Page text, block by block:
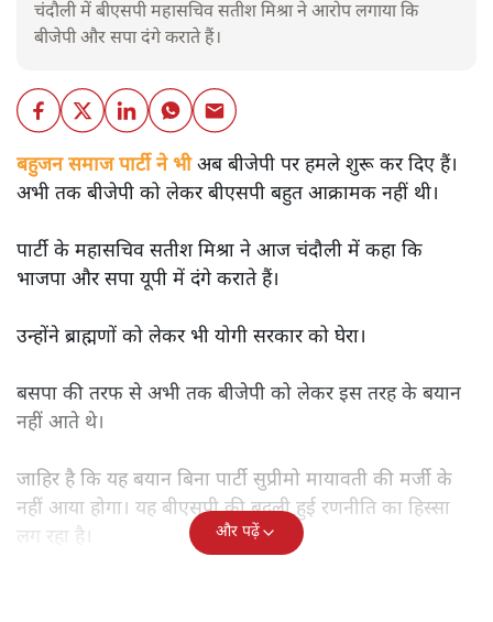
चंदौली में बीएसपी महासचिव सतीश मिश्रा ने आरोप लगाया कि
बीजेपी और सपा दंगे कराते हैं।
बहुजन समाज पार्टी ने भीअब बीजेपी पर हमले शुरू कर दिए हैं।
अभी तक बीजेपी को लेकर बीएसपी बहुत आक्रामक नहीं थी।
पार्टी के महासचिव सतीश मिश्रा ने आज चंदौली में कहा कि
भाजपा और सपा यूपी में दंगे कराते हैं।
उन्होंने ब्राह्मणों को लेकर भी योगी सरकार को घेरा।
बसपा की तरफ से अभी तक बीजेपी को लेकर इस तरह के बयान
नहीं आते थे।
जाहिर है कि यह बयान बिना पार्टी सुप्रीमो मायावती की मर्जी के
नहीं आया होगा। यह बीएसपी की बदली हुई रणनीति का हिस्सा
लग रहा है।
और पढ़ें